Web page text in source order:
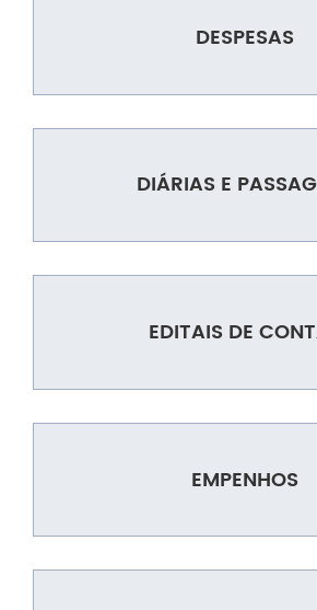
DESPESAS
DIÁRIAS E
EDITAIS DE
EMPENHOS